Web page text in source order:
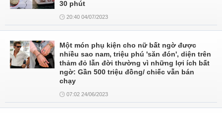
30 phút
20:40 04/07/2023
Một món phụ kiện cho nữ bất ngờ được
nhiều sao nam, triệu phú 'săn đón', diện trên
thảm đỏ lẫn đời thường vì những lợi ích bất
ngờ: Gần 500 triệu đồng/ chiếc vẫn bán
chạy
07:02 24/06/2023